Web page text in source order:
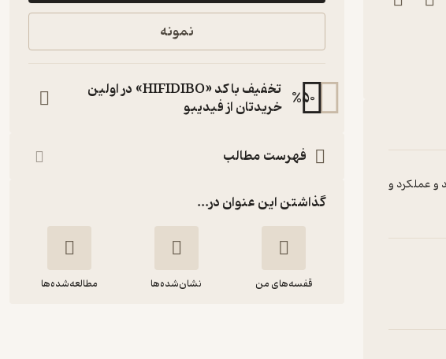
و عملکرد و
نمونه
%50
تخفیف با کد «HIFIDIBO» در اولین
خریدتان از فیدیبو
فهرست مطالب
گذاشتن این عنوان در...
قفسه‌های من نشان‌شده‌ها مطالعه‌شده‌ها